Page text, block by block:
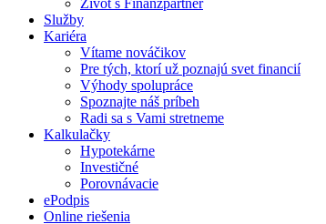
Život s Finanzpartner
Služby
Kariéra
Vítame nováčikov
Pre tých, ktorí už poznajú svet financií
Výhody spolupráce
Spoznajte náš príbeh
Radi sa s Vami stretneme
Kalkulačky
Hypotekárne
Investičné
Porovnávacie
ePodpis
Online riešenia